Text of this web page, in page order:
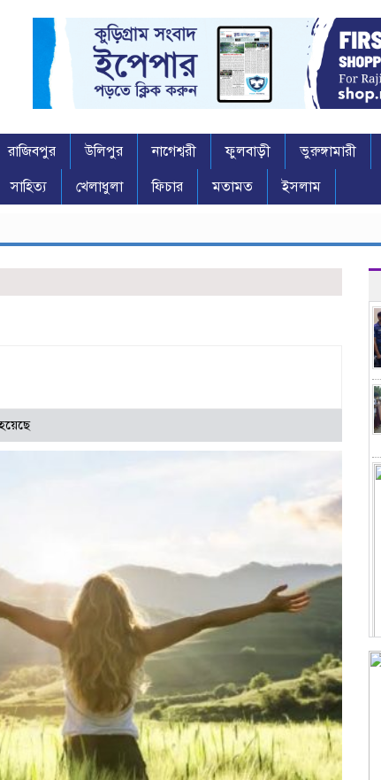
রাজিবপুর উলিপুর নাগেশ্বরী ফুলবাড়ী ভুরুঙ্গামারী
সাহিত্য খেলাধুলা ফিচার মতামত ইসলাম